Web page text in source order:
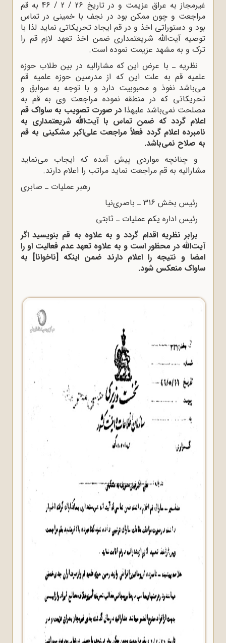
غیرمجاز به عراق عزیمت و در تاریخ 26 / 2 / 46 به قم
مراجعت و چون ممکن بود در نجف با خمینى در تماس
بود و دستوراتى اخذ و در قم ایجاد تحریکاتى نماید لذا با
توصیه آیت‌اللّه‌ شریعتمدارى ضمن اخذ تعهد لازم قم را
ترک و به مشهد عزیمت نموده است.
نظریه ـ با عرض این که مشارالیه در بین طلاب حوزه
علمیه قم به علت این که از مدرسین حوزه علمیه قم
مى‌باشد نفوذ و محبوبیت دارد و با توجه به سوابق و
تحریکاتى که در منطقه نموده مراجعت وى به قم به
مصلحت نمى‌باشد علیهذا در صورت تصویب به ساواک قم
اعلام گردد که ضمن تماس با آیت‌اللّه‌ شریعتمدارى به
نامبرده اعلام گردد فعلاً مراجعت على‌اکبر مشکینى به قم
به صلاح نمى‌باشد.
و چنانچه مواردى پیش آمده که ایجاب مى‌نماید
مشارالیه به قم مراجعت نماید مراتب را اعلام دارند.
رهبر عملیات ـ صابرى
رئیس بخش 316 ـ باصرى‌نیا
رئیس اداره یکم عملیات ـ ثابتى
برابر نظریه اقدام گردد و به علاوه به قم بنویسید اگر
آیت‌اللّه‌ در محظور است و به علاوه تعهد عدم فعالیت او را
امضا و نتیجه را اعلام دارند ضمن اینکه [ناخوانا] به
ساواک منعکس شود.